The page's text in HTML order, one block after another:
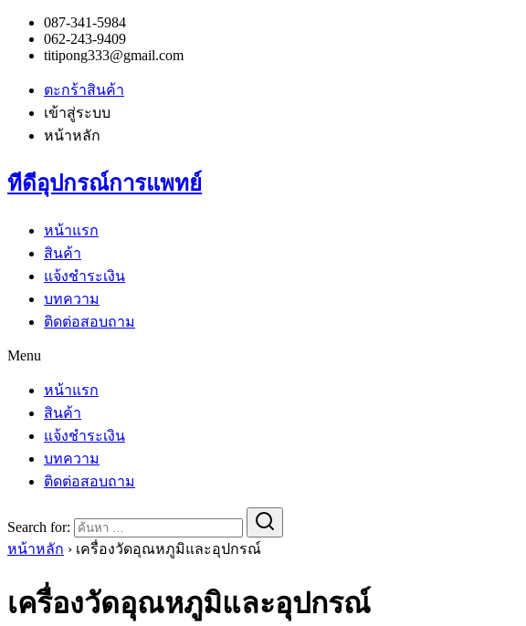
087-341-5984
062-243-9409
titipong333@gmail.com
ตะกร้าสินค้า
เข้าสู่ระบบ
หน้าหลัก
ทีดีอุปกรณ์การแพทย์
หน้าแรก
สินค้า
แจ้งชำระเงิน
บทความ
ติดต่อสอบถาม
Menu
หน้าแรก
สินค้า
แจ้งชำระเงิน
บทความ
ติดต่อสอบถาม
Search for:
หน้าหลัก › เครื่องวัดอุณหภูมิและอุปกรณ์
เครื่องวัดอุณหภูมิและอุปกรณ์